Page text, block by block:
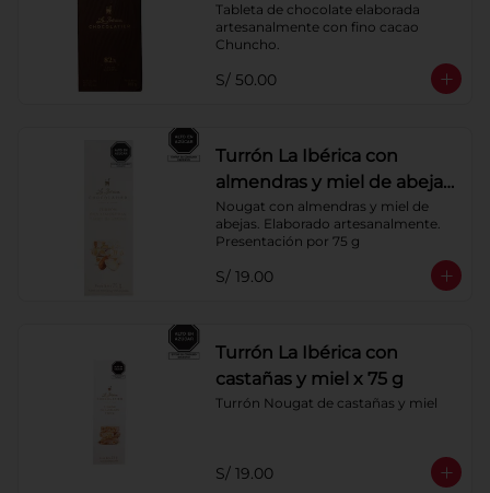
Tableta de chocolate elaborada
artesanalmente con fino cacao
Chuncho.
S/ 50.00
Turrón La Ibérica con
almendras y miel de abeja
x 75g
Nougat con almendras y miel de
abejas. Elaborado artesanalmente.
Presentación por 75 g
S/ 19.00
Turrón La Ibérica con
castañas y miel x 75 g
Turrón Nougat de castañas y miel
S/ 19.00